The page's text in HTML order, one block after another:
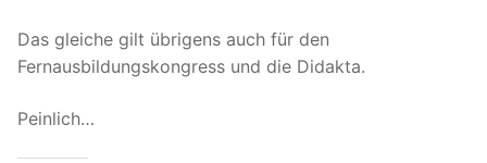
Das gleiche gilt übrigens auch für den
Fernausbildungskongress und die Didakta.
Peinlich…